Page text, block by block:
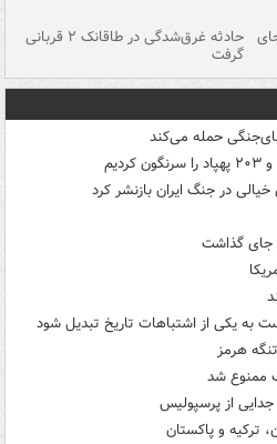
بر جای حادثه غرق‌شدگی در طاقانک ۲ قربانی
گرفت
خیالی در جنگ ایران بازنشر کرد
به یکی از اشتباهات تاریخ تبدیل شود
هرمز
ممنوع شد
از پرسپولیس
ترکیه و پاکستان